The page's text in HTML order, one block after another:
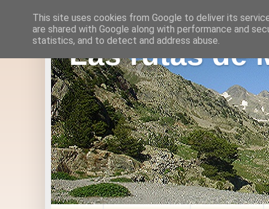
Las rutas de
This site uses cookies from Google to deliver its
are shared with Google along with performance and
statistics, and to detect and address abuse.